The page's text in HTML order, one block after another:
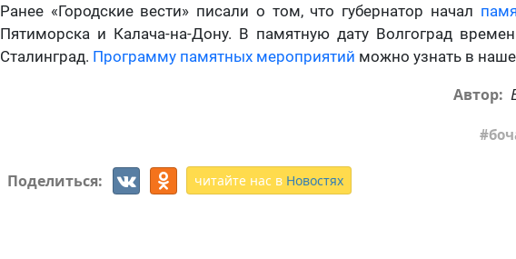
Ранее «Городские вести» писали о том, что губернатор начал
Пятиморска и Калача-на-Дону. В памятную дату Волгоград
Сталинград. Программу памятных мероприятий можно узнать в
Автор:
Поделиться: читайте нас в Новостях